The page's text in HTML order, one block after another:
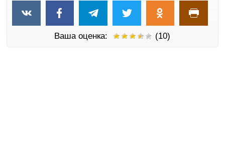
Ваша оценка: (10)